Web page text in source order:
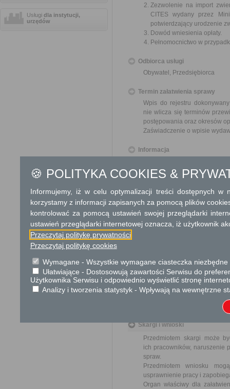
Usługi dla instytucji,
urzędów
Zezwolenie na import
CITES wydany przez
potwierdzający urodzenie
Dowód wniesienia opłaty.
Pełnomocnictwo w
Odbiorca usługi
Obywatel, Przedsiębiorca
Termin załatwienia sprawy
Wpis do rejestru
nie wlicza się terminów
postępowania oraz okresów
Zaświadczenie o wpisie
Informacja
Dodatkowe
Opłata
26 zł opłata skarbowa za
17 zł za wydanie
17 zł opłata skarbowa za
Opłata skarbowa podlega
Tryb odwoławczy
Odwołanie wnosi się do
o odmowie rejestracji za
w Urzędzie lub data jego
Skargi i wnioski
Przedmiotem skargi może
ich pracowników, naruszenie
spraw.
Przedmiotem wniosku
usprawnienie pracy i
Organ właściwy dla
🍪 POLITYKA COOKIES &
Informujemy, iż w celu optymalizacji treści dostępnych w
korzystamy z informacji zapisanych za pomocą plików
kontrolować za pomocą ustawień swojej przeglądarki
ustawień przeglądarki internetowej oznacza, iż użytkownik
Przeczytaj politykę prywatności
Przeczytaj politykę cookies
Wymagane - Wszystkie wymagane ciasteczka
Ułatwiające - Dostosowują zawartości Serwisu do
Użytkownika Serwisu i odpowiednio wyświetlić stronę
Analizy i tworzenia statystyk - Wpływają na wewnętrzne